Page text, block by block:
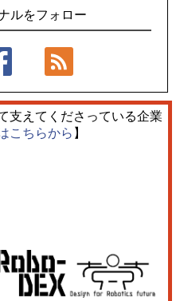
ルをフォロー
支えてくださっている企業
こちらから 】